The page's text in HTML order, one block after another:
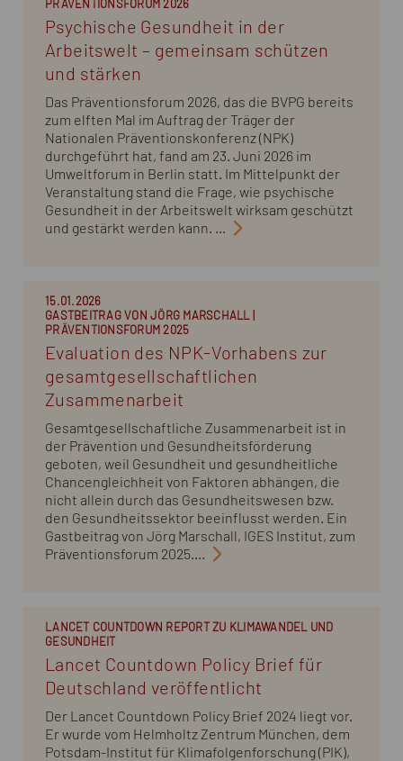
PRÄVENTIONSFORUM 2026
Psychische Gesundheit in der
Arbeitswelt – gemeinsam schützen
und stärken
Das Präventionsforum 2026, das die BVPG bereits
zum elften Mal im Auftrag der Träger der
Nationalen Präventionskonferenz (NPK)
durchgeführt hat, fand am 23. Juni 2026 im
Umweltforum in Berlin statt. Im Mittelpunkt der
Veranstaltung stand die Frage, wie psychische
Gesundheit in der Arbeitswelt wirksam geschützt
und gestärkt werden kann. ...
15.01.2026
GASTBEITRAG VON JÖRG MARSCHALL |
PRÄVENTIONSFORUM 2025
Evaluation des NPK-Vorhabens zur
gesamtgesellschaftlichen
Zusammenarbeit
Gesamtgesellschaftliche Zusammenarbeit ist in
der Prävention und Gesundheitsförderung
geboten, weil Gesundheit und gesundheitliche
Chancengleichheit von Faktoren abhängen, die
nicht allein durch das Gesundheitswesen bzw.
den Gesundheitssektor beeinflusst werden. Ein
Gastbeitrag von Jörg Marschall, IGES Institut, zum
Präventionsforum 2025....
LANCET COUNTDOWN REPORT ZU KLIMAWANDEL UND
GESUNDHEIT
Lancet Countdown Policy Brief für
Deutschland veröffentlicht
Der Lancet Countdown Policy Brief 2024 liegt vor.
Er wurde vom Helmholtz Zentrum München, dem
Potsdam-Institut für Klimafolgenforschung (PIK),